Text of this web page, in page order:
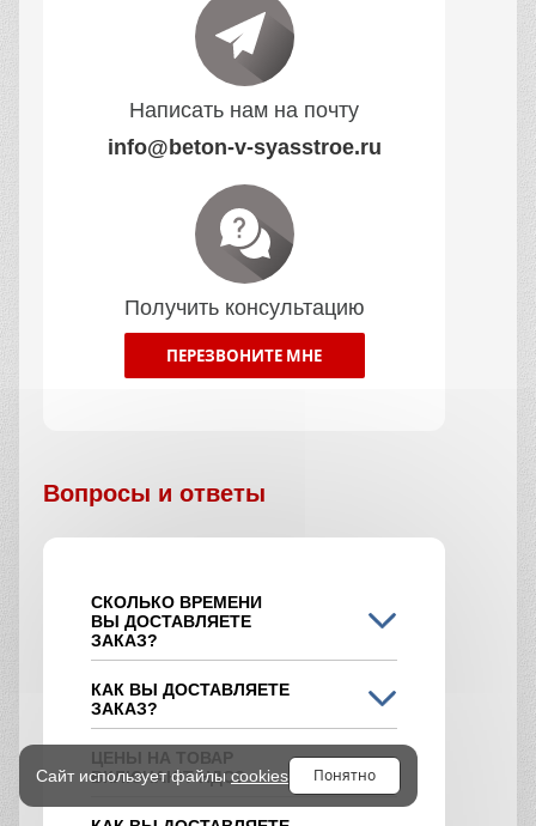
Написать нам на почту
info@beton-v-syasstroe.ru
Получить консультацию
ПЕРЕЗВОНИТЕ МНЕ
Вопросы и ответы
СКОЛЬКО ВРЕМЕНИ
ВЫ ДОСТАВЛЯЕТЕ
ЗАКАЗ?
КАК ВЫ ДОСТАВЛЯЕТЕ
ЗАКАЗ?
ЦЕНЫ НА ТОВАР
ВКЛЮЧАЮТ НДС?
Сайт использует файлыcookies Понятно